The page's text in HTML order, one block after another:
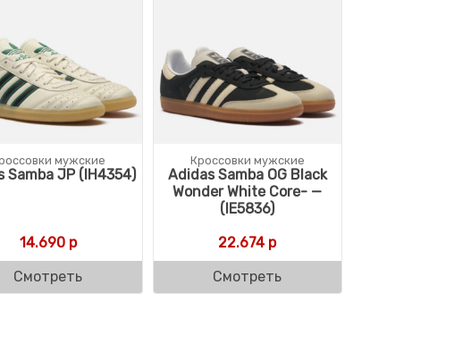
мужские
Samba JP (IH4354)
14.690р
Смотреть
Кроссовки мужские
Adidas Samba OG Black
Wonder White Core- —
(IE5836)
22.674р
Смотреть